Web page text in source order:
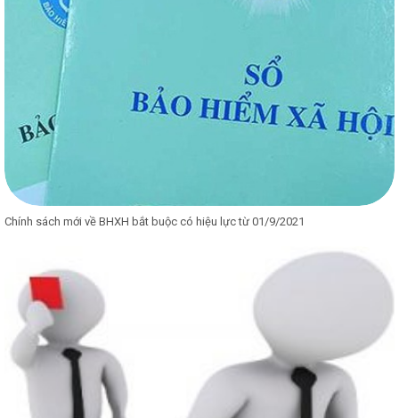
Chính sách mới về BHXH bắt buộc có hiệu lực từ 01/9/2021